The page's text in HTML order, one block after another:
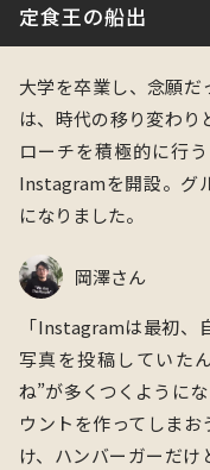
定食王の船出
大学を卒業し、念願
は、時代の移り変わり
ローチを積極的に行う
Instagramを開設。グ
になりました。
岡澤さん
「Instagramは最初
写真を投稿していた
ね”が多くつくように
ウントを作ってしま
け、ハンバーガーだ